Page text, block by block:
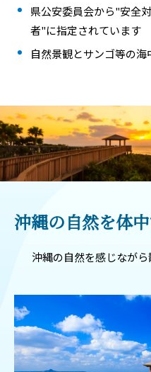
県公安委員会から"安全
者"に指定されています
自然景観とサンゴ等の
沖縄の自然を体
沖縄の自然を感じながら